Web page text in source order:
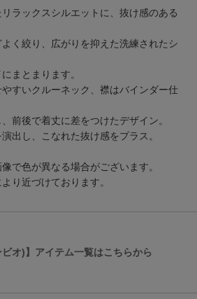
ラックスシルエットに、抜け感のある
く絞り、広がりを抑えた洗練されたシ
まとまります。
すいクルーネック、襟はバインダー仕
前後で着丈に差をつけたデザイン。
出し、こなれた抜け感をプラス。
で色が異なる場合がございます。
り近づけております。
ビオ)】アイテム一覧はこちらから